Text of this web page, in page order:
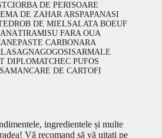
CIORBA DE PERISOARE
DE ZAHAR ARSPAPANASI
DROB DE MIELSALATA BOEUF
TIRAMISU FARA OUA
PASTE CARBONARA
LASAGNAGOGOSISARMALE
DIPLOMATCHEC PUFOS
MANCARE DE CARTOFI
ingredientele și multe
Vă recomand să vă uitați pe